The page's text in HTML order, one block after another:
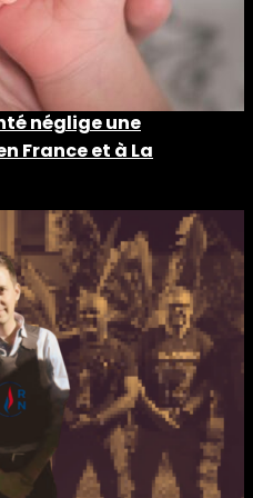
néglige une
France et à La